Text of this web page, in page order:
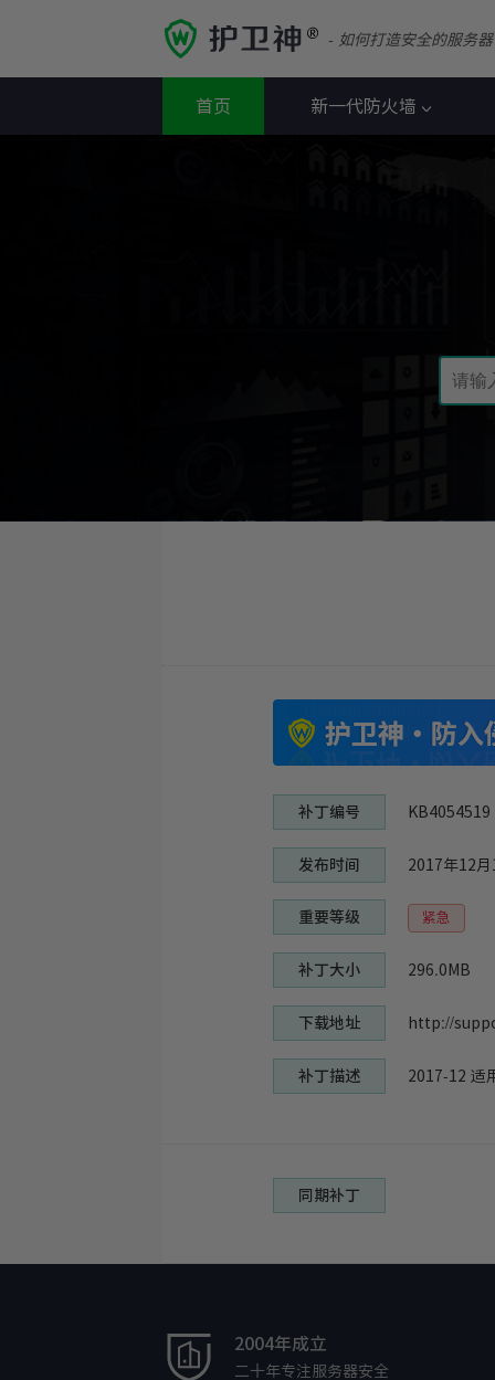
- 如何打造安全的服务器
首页 新一代防火墙
补丁编号 KB4054519
发布时间 2017年12月
重要等级 紧急
补丁大小 296.0MB
下载地址 http://
补丁描述 2017-12 适
同期补丁
2004年成立
二十年专注服务器安全